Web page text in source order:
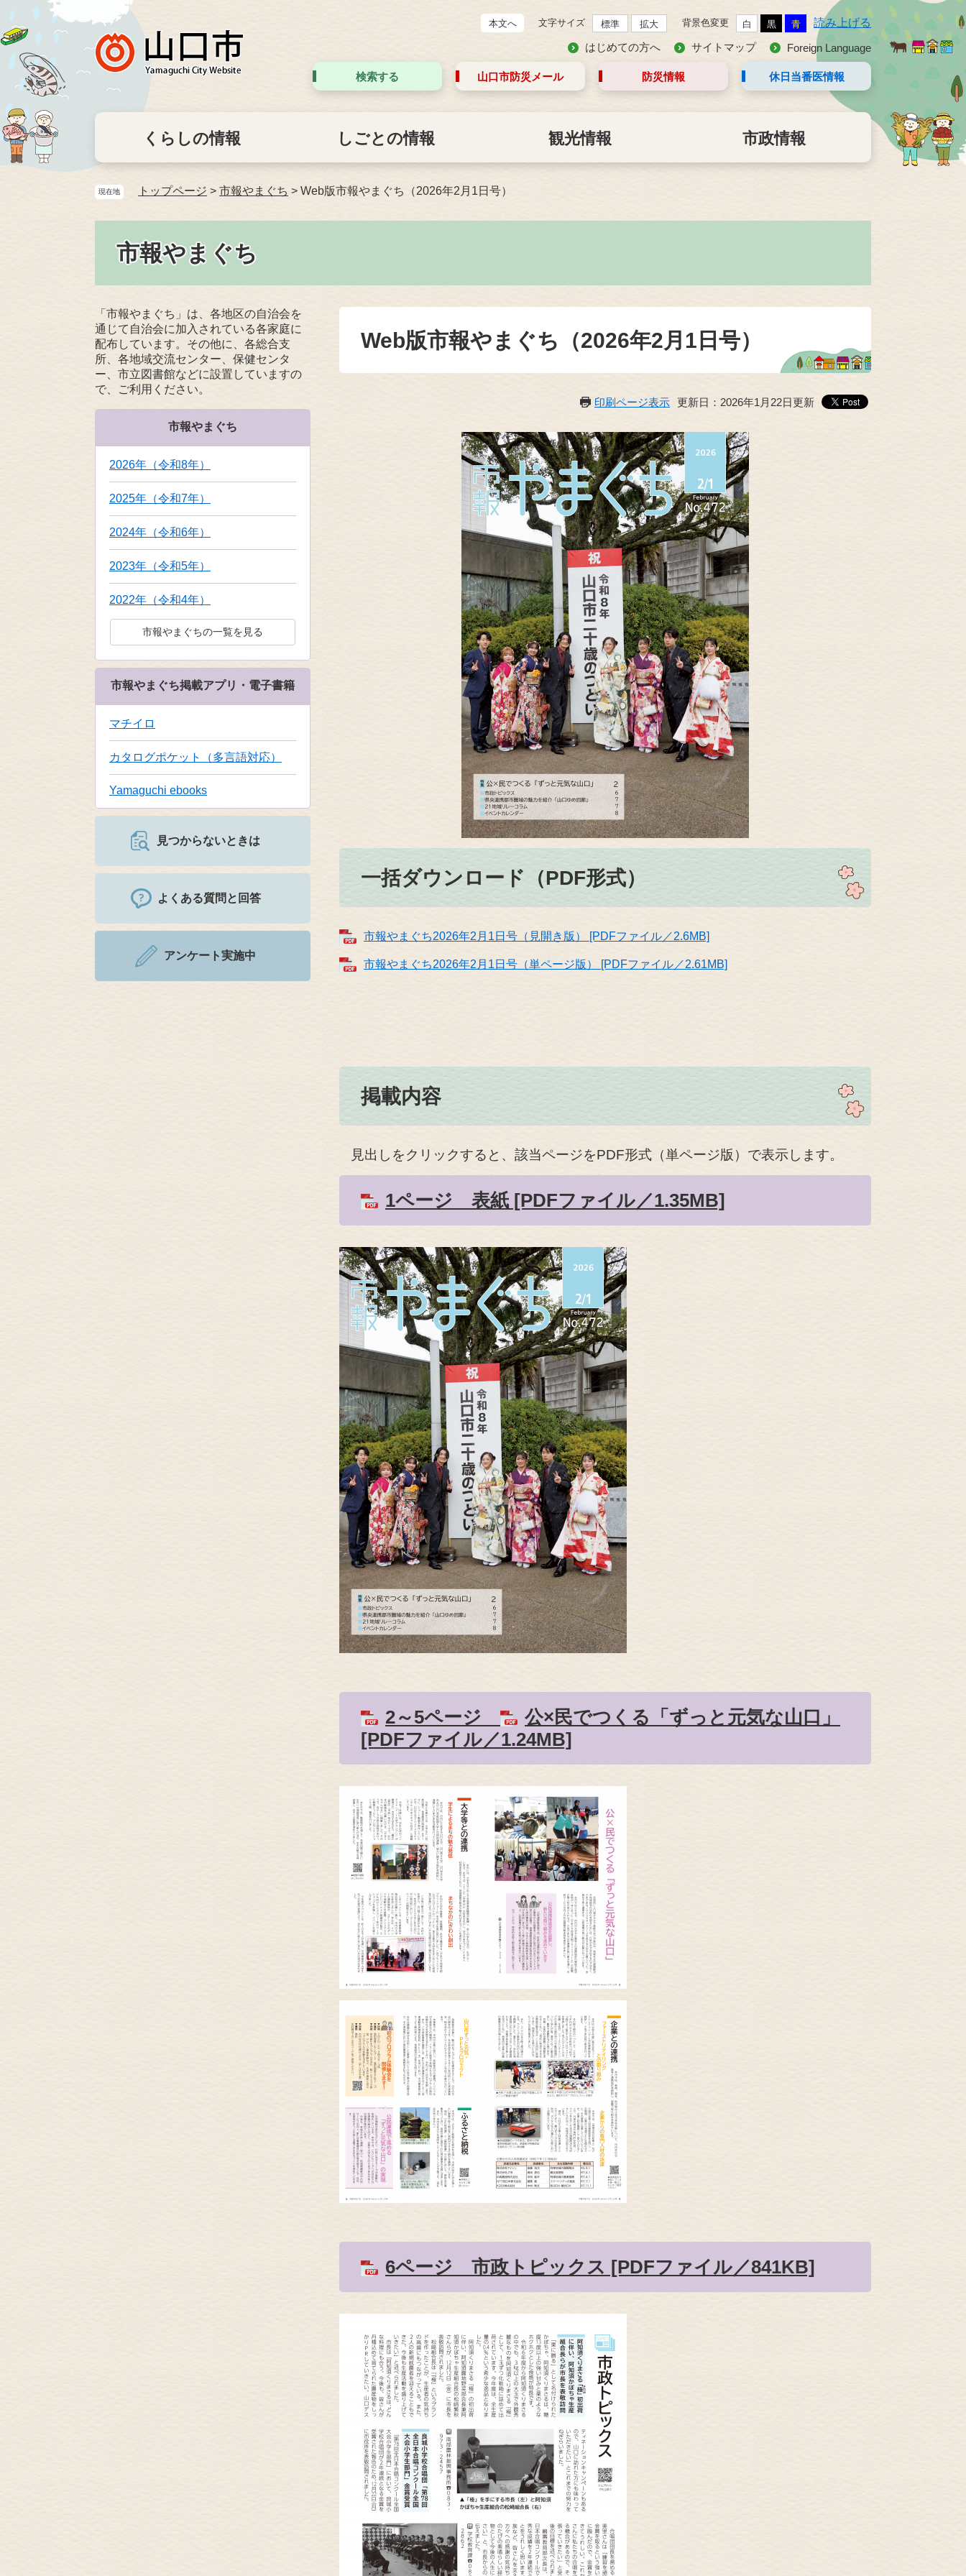
本文へ 文字サイズ 標準 拡大 背景色変更 白 黒 青 読み上げる
はじめての方へ サイトマップ Foreign Language
検索する 山口市防災 メール 防災情報 休日当番医情報
くらしの情報 しごとの情報 観光情報 市政情報
現在地 トップページ > 市報やまぐち > Web版市報やまぐち（2026年2月1日号）
市報やまぐち
Web版市報やまぐち（2026年2月1日号）
印刷ページ表示 更新日：2026年1月22日更新
一括ダウンロード（PDF形式）
市報やまぐち2026年2月1日号（見開き版） [PDFファイル／2.6MB]
市報やまぐち2026年2月1日号（単ページ版） [PDFファイル／2.61MB]
掲載内容
見出しをクリックすると、該当ページをPDF形式（単ページ版）で表示します。
1ページ 表紙 [PDFファイル／1.35MB]
2～5ページ
公×民でつくる「ずっと元気な山口」
[PDFファイル／1.24MB]
6ページ 市政トピックス [PDFファイル／841KB]
「市報やまぐち」は、各地区の自治会を
通じて自治会に加入されている各家庭に
配布しています。その他に、各総合支
所、各地域交流センター、保健センタ
ー、市立図書館などに設置していますの
で、ご利用ください。
市報やまぐち
2026年（令和8年）
2025年（令和7年）
2024年（令和6年）
2023年（令和5年）
2022年（令和4年）
市報やまぐちの一覧を見る
市報やまぐち掲載アプリ・電子書籍
マチイロ
カタログポケット（多言語対応）
Yamaguchi ebooks
見つからないときは
よくある質問と回答
アンケート実施中